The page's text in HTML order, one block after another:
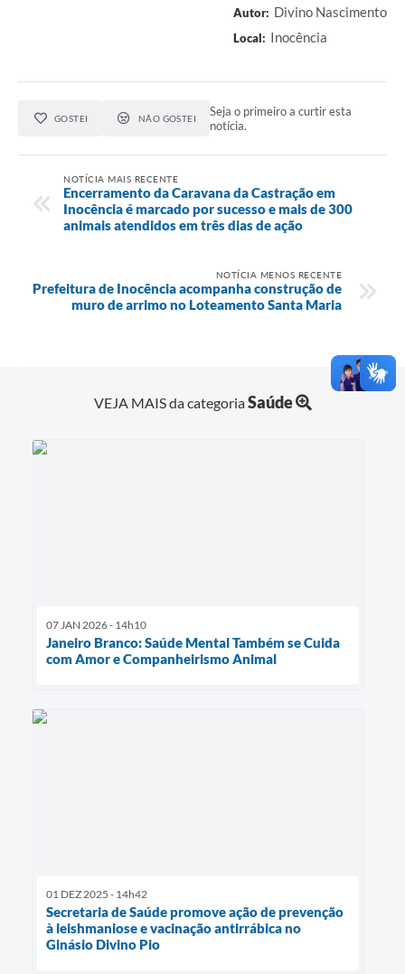
Autor: Divino Nascimento
Local: Inocência
GOSTEI NÃO GOSTEI
Seja o primeiro a curtir esta
notícia.
NOTÍCIA MAIS RECENTE
Encerramento da Caravana da Castração em
Inocência é marcado por sucesso e mais de 300
animais atendidos em três dias de ação
NOTÍCIA MENOS RECENTE
Prefeitura de Inocência acompanha construção de
muro de arrimo no Loteamento Santa Maria
VEJA MAIS da categoriaSaúde
07 JAN 2026 - 14h10
Janeiro Branco: Saúde Mental Também se Cuida
com Amor e Companheirismo Animal
01 DEZ 2025 - 14h42
Secretaria de Saúde promove ação de prevenção
à leishmaniose e vacinação antirrábica no
Ginásio Divino Pio